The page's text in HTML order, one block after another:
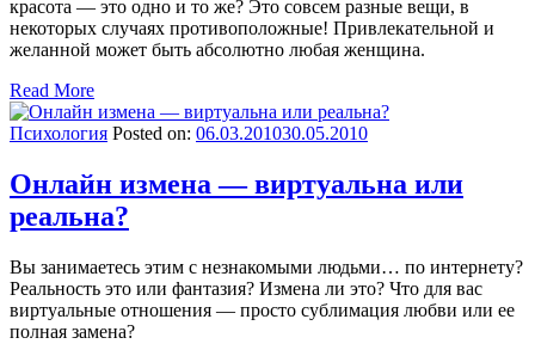
красота — это одно и то же? Это совсем разные вещи, в
некоторых случаях противоположные! Привлекательной и
желанной может быть абсолютно любая женщина.
Read More
Психология Posted on: 06.03.201030.05.2010
Онлайн измена — виртуальна или
реальна?
Вы занимаетесь этим с незнакомыми людьми… по интернету?
Реальность это или фантазия? Измена ли это? Что для вас
виртуальные отношения — просто сублимация любви или ее
полная замена?